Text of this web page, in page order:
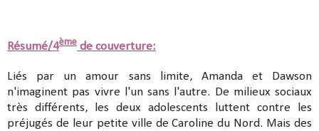
Résumé/4ème de couverture:
Liés par un amour sans limite, Amanda et Dawson
n'imaginent pas vivre l'un sans l'autre. De milieux sociaux
très différents, les deux adolescents luttent contre les
préjugés de leur petite ville de Caroline du Nord. Mais des